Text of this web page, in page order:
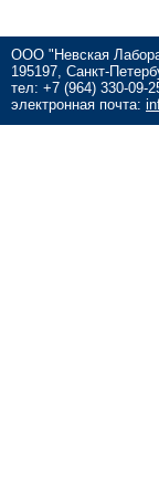
ООО "Невская
195197, Санкт-
тел: +7 (964) 330-09-
электронная почта: